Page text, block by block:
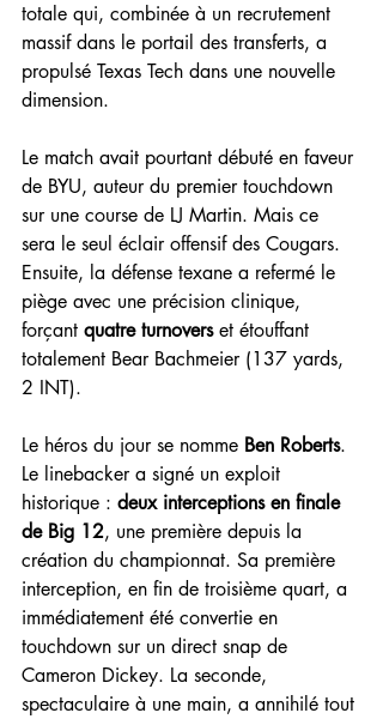
totale qui, combinée à un recrutement
massif dans le portail des transferts, a
propulsé Texas Tech dans une nouvelle
dimension.
Le match avait pourtant débuté en faveur
de BYU, auteur du premier touchdown
sur une course de LJ Martin. Mais ce
sera le seul éclair offensif des Cougars.
Ensuite, la défense texane a refermé le
piège avec une précision clinique,
forçant quatre turnovers et étouffant
totalement Bear Bachmeier (137 yards,
2 INT).
Le héros du jour se nomme Ben Roberts.
Le linebacker a signé un exploit
historique : deux interceptions en finale
de Big 12, une première depuis la
création du championnat. Sa première
interception, en fin de troisième quart, a
immédiatement été convertie en
touchdown sur un direct snap de
Cameron Dickey. La seconde,
spectaculaire à une main, a annihilé tout